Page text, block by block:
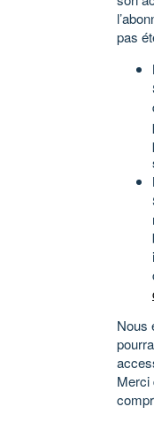
pas
Nous
Merci